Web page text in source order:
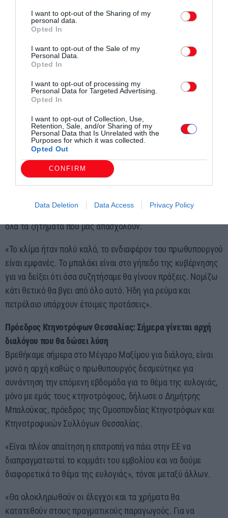
I want to opt-out of the Sharing of my
personal data.
Opted In
I want to opt-out of the Sale of my
Personal Data.
Opted In
I want to opt-out of processing my
Personal Data for Targeted Advertising.
Opted In
I want to opt-out of Collection, Use,
Retention, Sale, and/or Sharing of my
Personal Data that Is Unrelated with the
Purposes for which it was collected.
Opted Out
CONFIRM
Data Deletion Data Access Privacy Policy
Πρόεδρος Αγροτικού Συλλόγου Φαιστού: «Το κλίμα ήταν
πολύ καλό»
Συλλόγου Φαιστού επισήμανε αρχικά ότι ήταν μια συνάντηση
που κράτησε αρκετή ώρα.
«Εμείς αυτό που έπρεπε να κάνουμε από την πλευρά μας το
κάναμε. Αναφέραμε όλα τα προβλήματα και τις
ιδιαιτερότητες της φυτικής παραγωγής της Κρήτης, για το
οποίο ο πρωθυπουργός έδειξε ιδιαίτερο ενδιαφέρον.
Μάλιστα, δεσμεύτηκε ότι μέσα στις επόμενες ημέρες θα είναι
έτοιμος να καταθέσει συγκεκριμένες προτάσεις», πρόσθεσε ο
κ Ορφανουδάκης.
Όπως είπε τα ζητήματα που τέθηκαν ήταν: Το κόστος
παραγωγής, η κλιματική αλλαγή, για τους εργάτες γη και για
όλα τα ζητήματα που μας απασχολούν.
«Το κλίμα ήταν πολύ καλό, το ενδιαφέρον του πρωθυπουργού
είναι εμφανές. Το μπαλάκι είναι στο γήπεδο της κυβέρνησης
για να δείξει ότι όσα συζητήσαμε θα γίνουν πράξεις. Νομίζω
κάτι θετικό θα βγει από όλο αυτό. Ήδη για ρεύμα και
πετρέλαιο υπάρχουν έτοιμες προτάσεις».
Πρόεδρος Κτηνοτρόφων Θεσσαλίας: Σήμερα γίνεται αρχή
διαλόγου που θα δώσει λύση
Βρεθήκαμε σήμερα στο Μέγαρο Μαξίμου για διάλογο, είναι
μονό η αρχή καθώς ο πρωθυπουργός δεσμεύτηκε για
συνάντηση την επόμενη εβδομάδα για το θέμα της ευλογιάς,
μόνο με εμάς τους κτηνοτρόφους, δήλωσε ο Δημήτρης
Μπαλούκας, πρόεδρος της Ομοσπονδίας Κτηνοτρόφων και
Κτηνοτροφικών Συλλόγων Θεσσαλίας.
«Είναι πλέον απαίτηση η επιτροπή να πάει στην ΕΕ να
διαπραγματευτεί το κομμάτι του εμβολίου και να δούμε
διαφορετικά το θέμα της ευλογιάς», τόνσε μεταξύ άλλων.
«Θα ολοκληρωθούν οι έλεγχοι και τα χρήματα θα
κατατεθούν στους πραγματικούς παραγωγούς. Για να